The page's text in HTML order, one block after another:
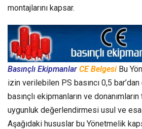
montajlarını kapsar.
Basınçlı Ekipmanlar CE Belgesi Bu
izin verilebilen PS basıncı 0,5
basınçlı ekipmanların ve
uygunluk değerlendirmesi usul ve
Aşağıdaki hususlar bu Yönetmelik